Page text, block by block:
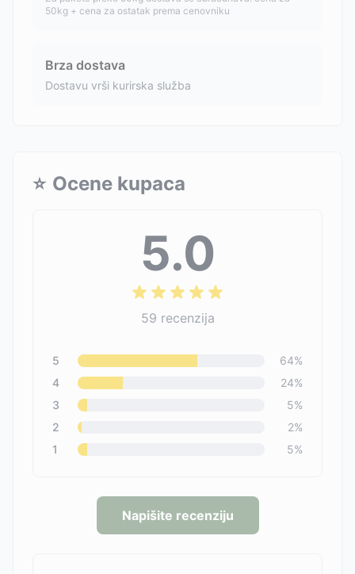
50kg + cena za ostatak prema cenovniku
Brza dostava
Dostavu vrši kurirska služba
⭐ Ocene kupaca
5.0
59 recenzija
5 64%
4
24%
3
5%
2
2%
1
5%
Napišite recenziju